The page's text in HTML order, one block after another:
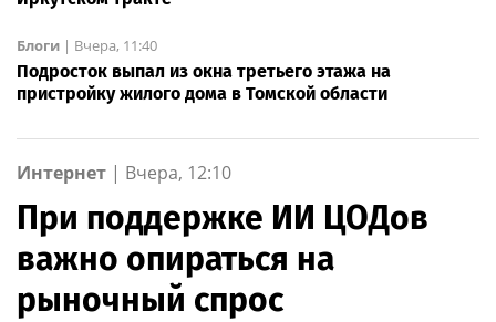
Блоги | Вчера, 11:40
Подросток выпал из окна третьего этажа на
пристройку жилого дома в Томской области
Интернет | Вчера, 12:10
При поддержке ИИ ЦОДов
важно опираться на
рыночный спрос